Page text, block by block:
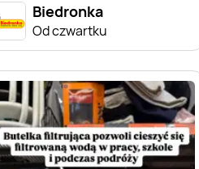
Biedronka
Od czwartku